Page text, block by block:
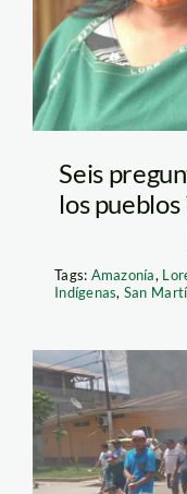
Seis
los
Tags: Amazonía,
Indígenas, San